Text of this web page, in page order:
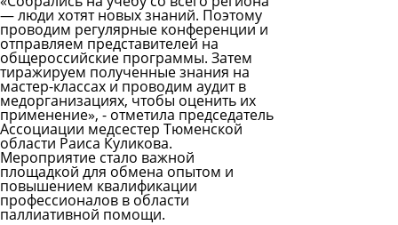
— люди хотят новых знаний. Поэтому
проводим регулярные конференции и
отправляем представителей на
общероссийские программы. Затем
тиражируем полученные знания на
мастер-классах и проводим аудит в
медорганизациях, чтобы оценить их
применение», - отметила председатель
Ассоциации медсестер Тюменской
области Раиса Куликова.
Мероприятие стало важной
площадкой для обмена опытом и
повышением квалификации
профессионалов в области
паллиативной помощи.